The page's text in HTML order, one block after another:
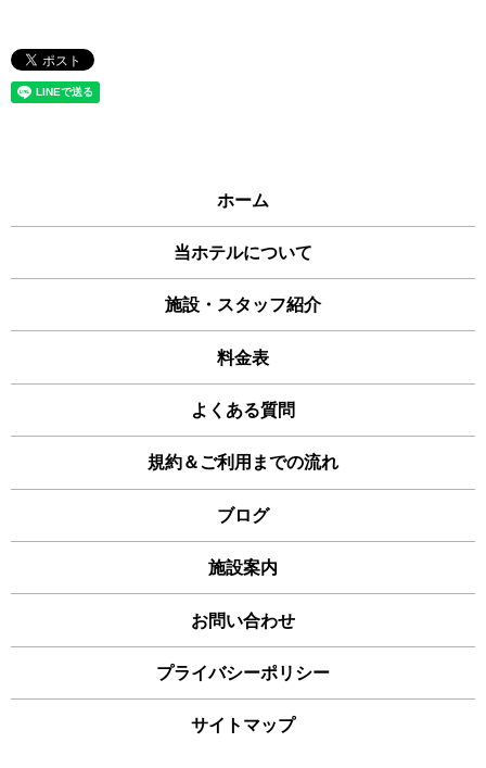
ホーム
当ホテルについて
施設・スタッフ紹介
料金表
よくある質問
規約＆ご利用までの流れ
ブログ
施設案内
お問い合わせ
プライバシーポリシー
サイトマップ